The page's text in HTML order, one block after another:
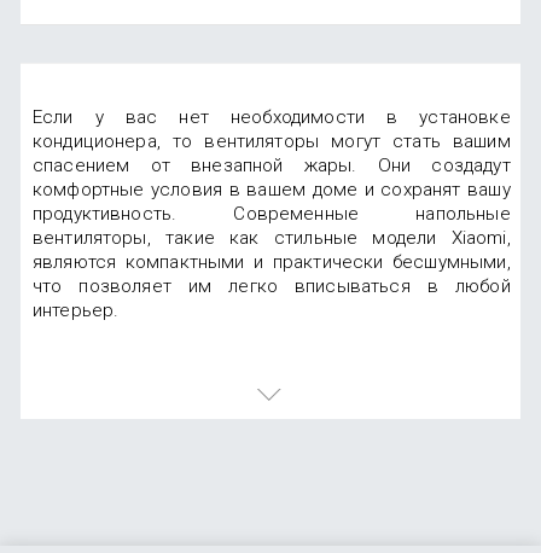
Если у вас нет необходимости в установке
кондиционера, то вентиляторы могут стать вашим
спасением от внезапной жары. Они создадут
комфортные условия в вашем доме и сохранят вашу
продуктивность. Современные напольные
вентиляторы, такие как стильные модели Xiaomi,
являются компактными и практически бесшумными,
что позволяет им легко вписываться в любой
интерьер.